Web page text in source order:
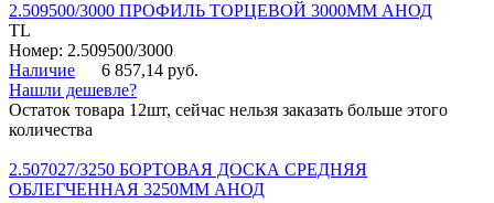
2.509500/3000 ПРОФИЛЬ ТОРЦЕВОЙ 3000ММ АНОД
TL
Номер: 2.509500/3000
Наличие
6 857,14 руб.
Нашли дешевле?
Остаток товара 12шт, сейчас нельзя заказать больше этого
количества
2.507027/3250 БОРТОВАЯ ДОСКА СРЕДНЯЯ
ОБЛЕГЧЕННАЯ 3250ММ АНОД